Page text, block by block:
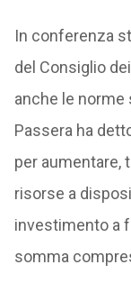
In conferenza
del Consiglio
anche le norme
Passera ha
per aumentare,
risorse a
investimento a
somma